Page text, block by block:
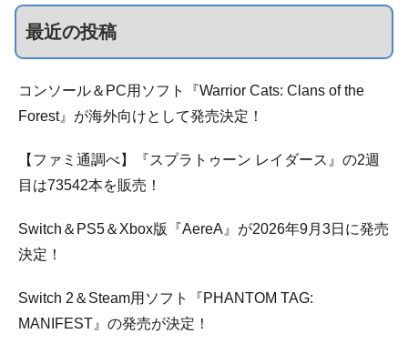
最近の投稿
コンソール＆PC用ソフト『Warrior Cats: Clans of the
Forest』が海外向けとして発売決定！
【ファミ通調べ】『スプラトゥーン レイダース』の2週
目は73542本を販売！
Switch＆PS5＆Xbox版『AereA』が2026年9月3日に発売
決定！
Switch 2＆Steam用ソフト『PHANTOM TAG:
MANIFEST』の発売が決定！